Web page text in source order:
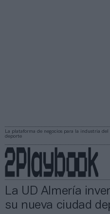
La plataforma de negocios para la industria del
deporte
La UD Almería
su nueva ciudad